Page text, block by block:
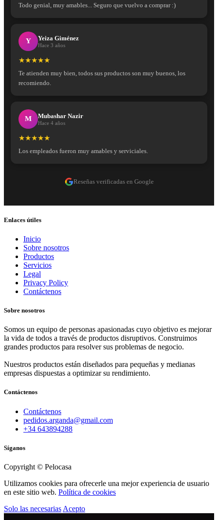
Todo genial, muy amables... Seguro que vuelvo a comprar :)
Y Yeiza Giménez
Hace 3 años
★★★★★
Te atienden muy bien, todos sus productos son muy buenos, los
recomiendo.
M Mubashar Nazir
Hace 4 años
★★★★★
Los empleados fueron muy amables y serviciales.
Reseñas verificadas en Google
Enlaces útiles
Inicio
Sobre nosotros
Productos
Servicios
Legal
Privacy Policy
Contáctenos
Sobre nosotros
Somos un equipo de personas apasionadas cuyo objetivo es mejorar
la vida de todos a través de productos disruptivos. Construimos
grandes productos para resolver sus problemas de negocio.
Nuestros productos están diseñados para pequeñas y medianas
empresas dispuestas a optimizar su rendimiento.
Contáctenos
Contáctenos
pedidos.arganda@gmail.com
+34 643894288
Síganos
Copyright © Pelocasa
Utilizamos cookies para ofrecerle una mejor experiencia de usuario
en este sitio web. Política de cookies
Solo las necesarias Acepto